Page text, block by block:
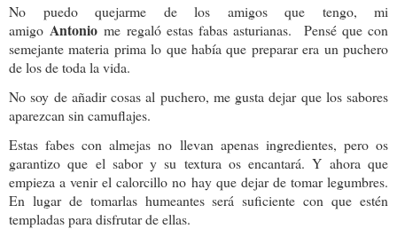
No puedo quejarme de los amigos que tengo, mi
amigo Antonio me regaló estas fabas asturianas. Pensé que con
semejante materia prima lo que había que preparar era un puchero
de los de toda la vida.
No soy de añadir cosas al puchero, me gusta dejar que los sabores
aparezcan sin camuflajes.
Estas fabes con almejas no llevan apenas ingredientes, pero os
garantizo que el sabor y su textura os encantará. Y ahora que
empieza a venir el calorcillo no hay que dejar de tomar legumbres.
En lugar de tomarlas humeantes será suficiente con que estén
templadas para disfrutar de ellas.